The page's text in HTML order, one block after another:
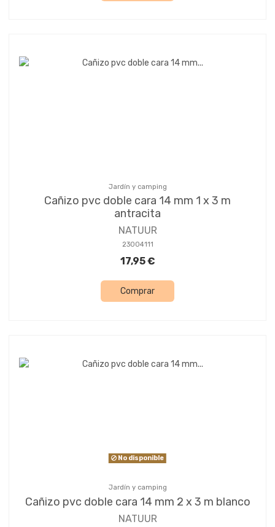
Jardín y camping
Cañizo pvc doble cara 14 mm 1 x 3 m
antracita
NATUUR
23004111
17,95 €
Comprar
No disponible
Jardín y camping
Cañizo pvc doble cara 14 mm 2 x 3 m blanco
NATUUR